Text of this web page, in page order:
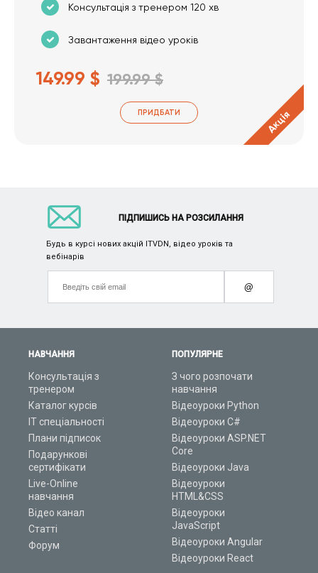
Консультація з тренером 120 хв
Завантаження відео уроків
149.99 $ 199.99 $
ПРИДБАТИ Акція
НАВЧАННЯ
Консультація з
тренером
Каталог курсів
ІТ спеціальності
Плани підписок
Подарункові
сертифікати
Live-Online
навчання
Відео канал
Статті
Форум
ПОПУЛЯРНЕ
З чого розпочати
навчання
Відеоуроки Python
Відеоуроки C#
Відеоуроки ASP.NET
Core
Відеоуроки Java
Відеоуроки
HTML&CSS
Відеоуроки
JavaScript
Відеоуроки Angular
Відеоуроки React
ПІДПИШИСЬ НА РОЗСИЛАННЯ
Будь в курсі нових акцій ITVDN, відео уроків та
вебінарів
@